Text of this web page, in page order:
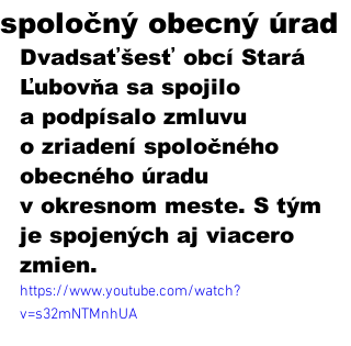
spoločný obecný úrad
Dvadsaťšesť obcí Stará
Ľubovňa sa spojilo
a podpísalo zmluvu
o zriadení spoločného
obecného úradu
v okresnom meste. S tým
je spojených aj viacero
zmien.
https://www.youtube.com/watch?
v=s32mNTMnhUA